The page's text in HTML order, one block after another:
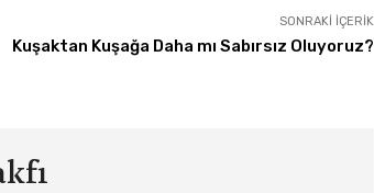
SONRAKI İÇERIK
Kuşaktan Kuşağa Daha mı Sabırsız Oluyoruz?